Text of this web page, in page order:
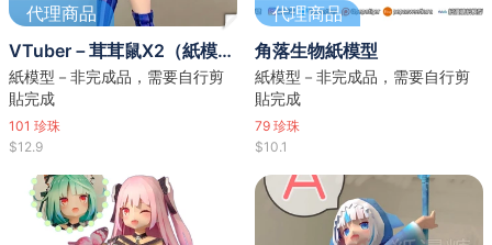
代理商品
VTuber－茸茸鼠X2（紙模型）
紙模型－非完成品，需要自行剪
貼完成
101 珍珠
$12.9
代理商品
角落生物紙模型
紙模型－非完成品，需要自行剪
貼完成
79 珍珠
$10.1